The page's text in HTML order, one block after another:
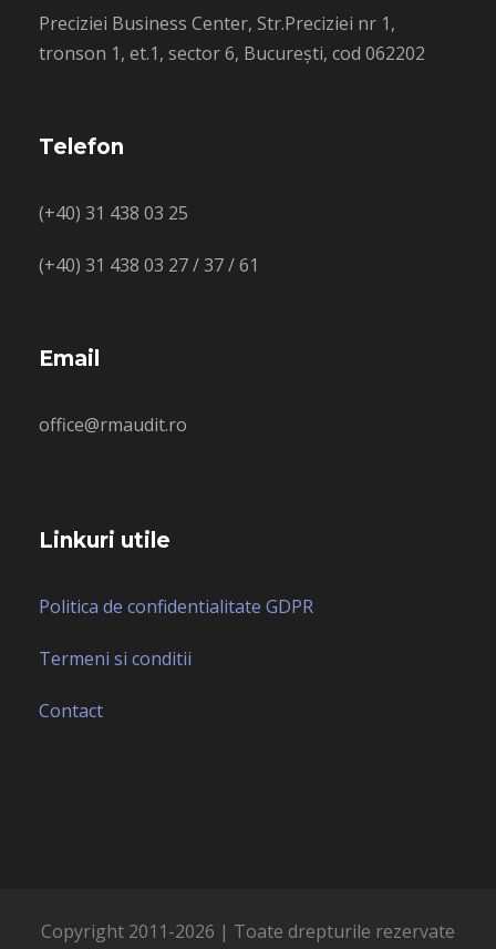
Preciziei Business Center, Str.Preciziei nr 1,
tronson 1, et.1, sector 6, București, cod 062202
Telefon
(+40) 31 438 03 25
(+40) 31 438 03 27 / 37 / 61
Email
office@rmaudit.ro
Linkuri utile
Politica de confidentialitate GDPR
Termeni si conditii
Contact
Copyright 2011-2026 | Toate drepturile rezervate